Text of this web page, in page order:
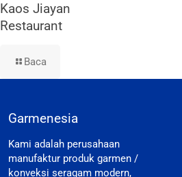
Kaos Jiayan
Restaurant
Baca
Garmenesia
Kami adalah perusahaan
manufaktur produk garmen /
konveksi seragam modern,